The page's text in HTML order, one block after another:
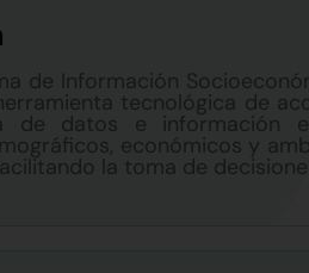
de Información
tecnológica de
de datos e información
económicos y
la toma de